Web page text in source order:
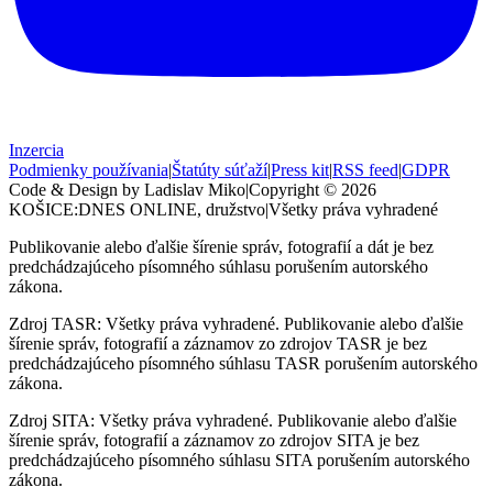
Inzercia
Podmienky používania|Štatúty súťaží|Press kit|RSS feed|GDPR
Code & Design by Ladislav Miko|Copyright © 2026
KOŠICE:DNES ONLINE, družstvo|Všetky práva vyhradené
Publikovanie alebo ďalšie šírenie správ, fotografií a dát je bez
predchádzajúceho písomného súhlasu porušením autorského
zákona.
Zdroj TASR: Všetky práva vyhradené. Publikovanie alebo ďalšie
šírenie správ, fotografií a záznamov zo zdrojov TASR je bez
predchádzajúceho písomného súhlasu TASR porušením autorského
zákona.
Zdroj SITA: Všetky práva vyhradené. Publikovanie alebo ďalšie
šírenie správ, fotografií a záznamov zo zdrojov SITA je bez
predchádzajúceho písomného súhlasu SITA porušením autorského
zákona.